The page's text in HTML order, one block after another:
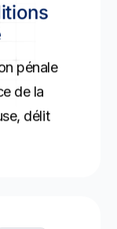
pénale
de la
délit